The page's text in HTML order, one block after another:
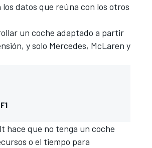
datos que reúna con los otros
un coche adaptado a partir
y solo Mercedes, McLaren y
hace que no tenga un coche
o el tiempo para